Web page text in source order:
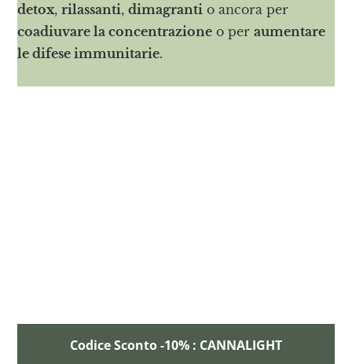
detox,rilassanti,dimagranti o ancora per
coadiuvare la concentrazione o peraumentare
le difese immunitarie.
Codice Sconto -10% : CANNALIGHT